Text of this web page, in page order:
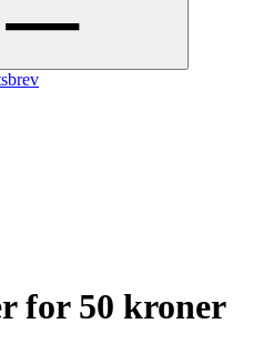
for 50 kroner